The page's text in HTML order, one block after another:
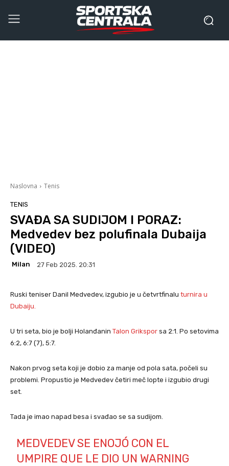
Naslovna Tenis
TENIS
SVAĐA SA SUDIJOM I PORAZ:
Medvedev bez polufinala Dubaija
(VIDEO)
Milan 27 Feb 2025. 20:31
Ruski teniser Danil Medvedev, izgubio je u četvrtfinalu turnira u
Dubaiju.
U tri seta, bio je bolji Holanđanin Talon Grikspor sa 2:1. Po setovima
6:2, 6:7 (7), 5:7.
Nakon prvog seta koji je dobio za manje od pola sata, počeli su
problemi. Propustio je Medvedev četiri meč lopte i izgubio drugi
set.
Tada je imao napad besa i svađao se sa sudijom.
MEDVEDEV SE ENOJÓ CON EL
UMPIRE QUE LE DIO UN WARNING